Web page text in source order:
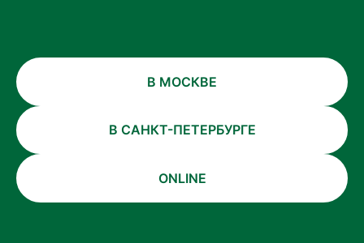
В МОСКВЕ
В САНКТ-ПЕТЕРБУРГЕ
ONLINE